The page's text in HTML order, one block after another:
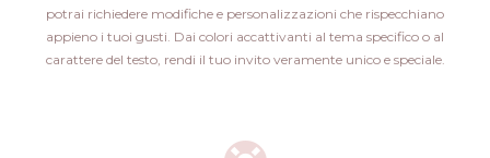
potrai richiedere modifiche e personalizzazioni che rispecchiano
appieno i tuoi gusti. Dai colori accattivanti al tema specifico o al
carattere del testo, rendi il tuo invito veramente unico e speciale.